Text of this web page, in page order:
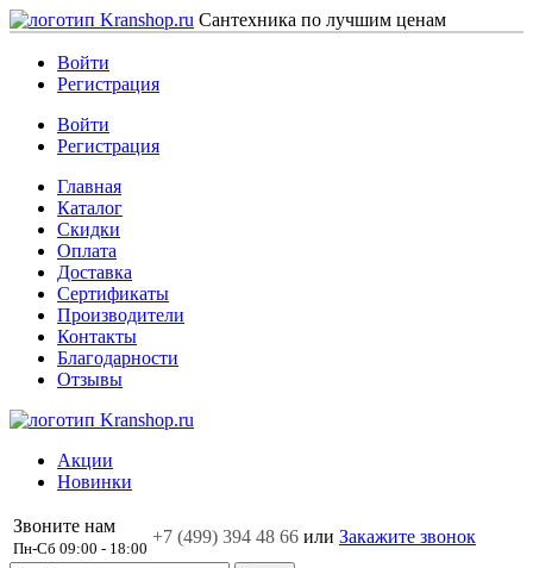
Сантехника по лучшим ценам
Войти
Регистрация
Войти
Регистрация
Главная
Каталог
Скидки
Оплата
Доставка
Сертификаты
Производители
Контакты
Благодарности
Отзывы
Акции
Новинки
Звоните нам
Пн-Сб 09:00 - 18:00
+7 (499) 394 48 66 или Закажите звонок